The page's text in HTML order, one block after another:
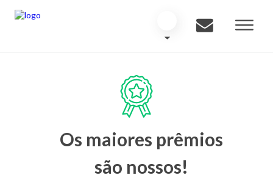
Os maiores prêmios
são nossos!